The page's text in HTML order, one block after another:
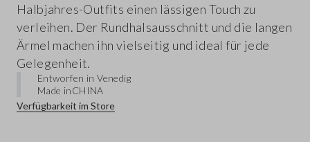
Halbjahres-Outfits einen lässigen Touch zu
verleihen. Der Rundhalsausschnitt und die langen
Ärmel machen ihn vielseitig und ideal für jede
Gelegenheit.
Entworfen in Venedig
Made inCHINA
Verfügbarkeit im Store